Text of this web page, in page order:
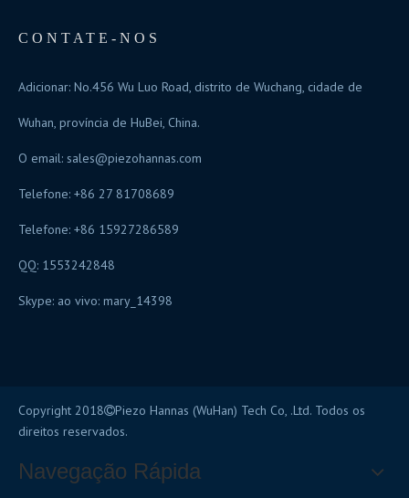
CONTATE-NOS
Adicionar: No.456 Wu Luo Road, distrito de Wuchang, cidade de
Wuhan, província de HuBei, China.
O email: sales@piezohannas.com
Telefone: +86 27 81708689
Telefone: +86 15927286589
QQ: 1553242848
Skype: ao vivo: mary_14398
Copyright 2018Piezo Hannas (WuHan) Tech Co, .Ltd. Todos os
direitos reservados.
Navegação Rápida